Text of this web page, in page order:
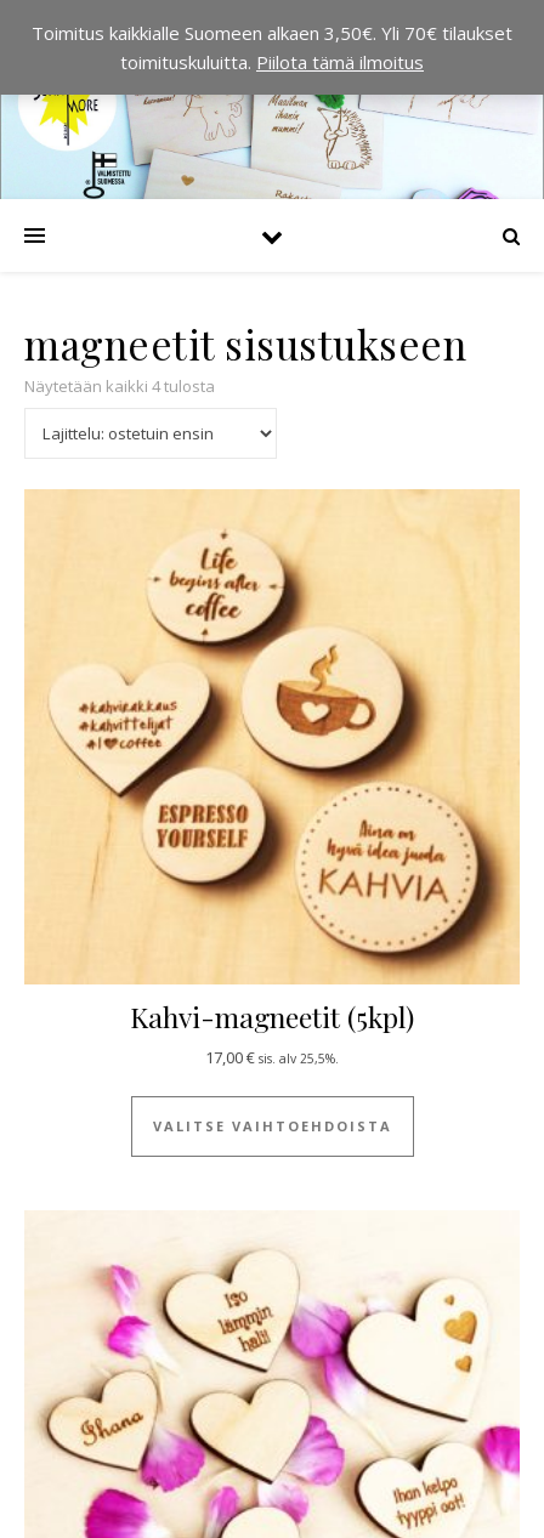
magneetit sisustukseen
Näytetään kaikki 4 tulosta
Kahvi-magneetit (5kpl)
17,00€ sis. alv 25,5%.
VALITSE VAIHTOEHDOISTA
Tällä tuotteella
Toimitus kaikkialle Suomeen alkaen 3,50€. Yli 70€ tilaukset
toimituskuluitta. Piilota tämä ilmoitus